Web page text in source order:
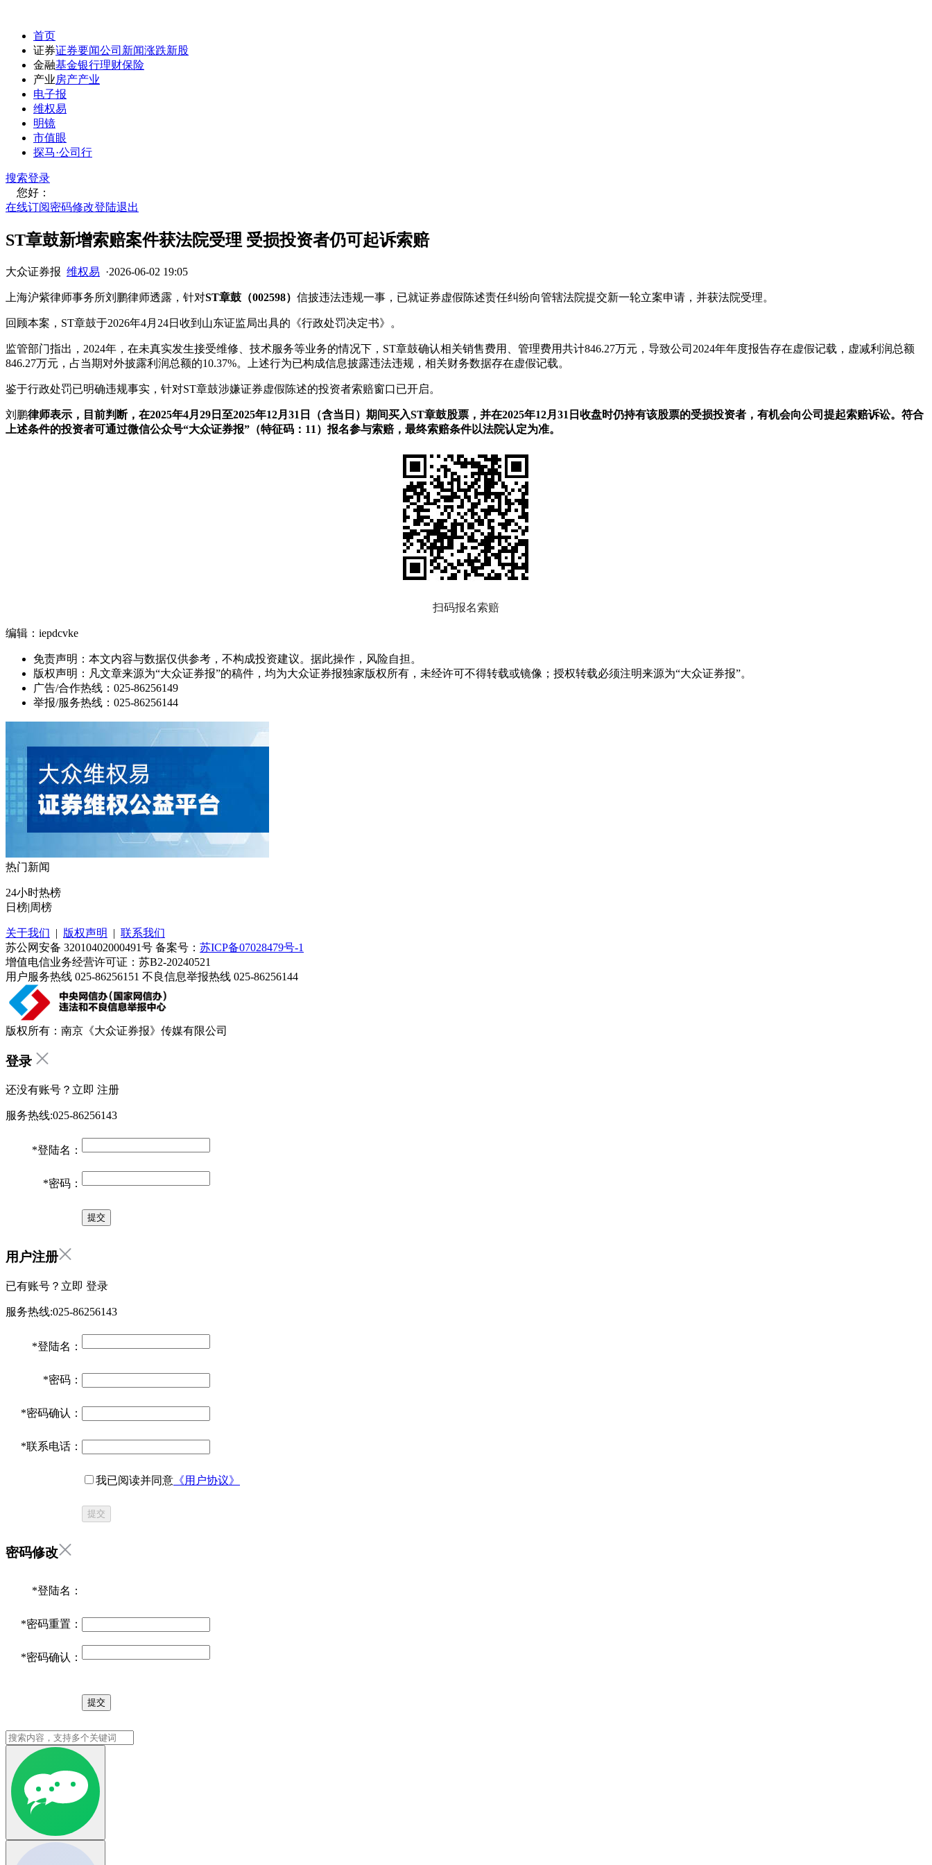
首页
证券证券要闻公司新闻涨跌新股
金融基金银行理财保险
产业房产产业
电子报
维权易
明镜
市值眼
探马·公司行
搜索登录
您好：
在线订阅密码修改登陆退出
ST章鼓新增索赔案件获法院受理 受损投资者仍可起诉索赔
大众证券报 维权易 ·2026-06-02 19:05
上海沪紫律师事务所刘鹏律师透露，针对ST章鼓（002598） 信披违法违规一事，已就证券虚假陈述责任纠纷向管辖法院提交新一轮立案申请，并获法院受理。
回顾本案，ST章鼓于2026年4月24日收到山东证监局出具的《行政处罚决定书》。
监管部门指出，2024年，在未真实发生接受维修、技术服务等业务的情况下，ST章鼓确认相关销售费用、管理费用共计846.27万元，导致公司2024年年度报告存在虚假记载，虚减利润总额
846.27万元，占当期对外披露利润总额的10.37%。上述行为已构成信息披露违法违规，相关财务数据存在虚假记载。
鉴于行政处罚已明确违规事实，针对ST章鼓涉嫌证券虚假陈述的投资者索赔窗口已开启。
刘鹏律师表示，目前判断，在2025年4月29日至2025年12月31日（含当日）期间买入ST章鼓股票，并在2025年12月31日收盘时仍持有该股票的受损投资者，有机会向公司提起索赔诉讼。符合
上述条件的投资者可通过微信公众号“大众证券报”（特征码：11）报名参与索赔，最终索赔条件以法院认定为准。
扫码报名索赔
编辑：iepdcvke
免责声明：本文内容与数据仅供参考，不构成投资建议。据此操作，风险自担。
版权声明：凡文章来源为“大众证券报”的稿件，均为大众证券报独家版权所有，未经许可不得转载或镜像；授权转载必须注明来源为“大众证券报”。
广告/合作热线：025-86256149
举报/服务热线：025-86256144
热门新闻
24小时热榜
日榜|周榜
关于我们 | 版权声明 | 联系我们
苏公网安备 32010402000491号 备案号： 苏ICP备07028479号-1
增值电信业务经营许可证：苏B2-20240521
用户服务热线 025-86256151 不良信息举报热线 025-86256144
版权所有：南京《大众证券报》传媒有限公司
登录
还没有账号？立即 注册
服务热线:025-86256143
*登陆名：
*密码：
用户注册
已有账号？立即 登录
服务热线:025-86256143
*登陆名：
*密码：
*密码确认：
*联系电话：
我已阅读并同意 《用户协议》
提交
密码修改
*登陆名：
*密码重置：
*密码确认：